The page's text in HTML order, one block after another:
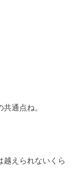
通点ね。
越えられないくら